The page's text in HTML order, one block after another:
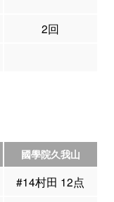
2回
國學院久我山
#14村田 12点